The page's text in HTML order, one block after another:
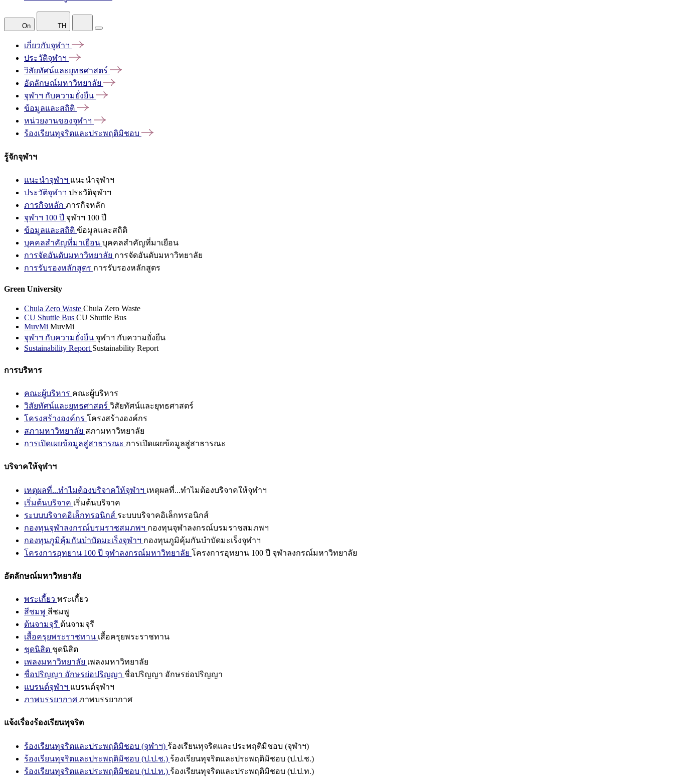
On TH
เกี่ยวกับจุฬาฯ
ประวัติจุฬาฯ
วิสัยทัศน์และยุทธศาสตร์
อัตลักษณ์มหาวิทยาลัย
จุฬาฯ กับความยั่งยืน
ข้อมูลและสถิติ
หน่วยงานของจุฬาฯ
ร้องเรียนทุจริตและประพฤติมิชอบ
รู้จักจุฬาฯ
แนะนำจุฬาฯ แนะนำจุฬาฯ
ประวัติจุฬาฯ ประวัติจุฬาฯ
ภารกิจหลัก ภารกิจหลัก
จุฬาฯ 100 ปี จุฬาฯ 100 ปี
ข้อมูลและสถิติ ข้อมูลและสถิติ
บุคคลสำคัญที่มาเยือน บุคคลสำคัญที่มาเยือน
การจัดอันดับมหาวิทยาลัย การจัดอันดับมหาวิทยาลัย
การรับรองหลักสูตร การรับรองหลักสูตร
Green University
Chula Zero Waste Chula Zero Waste
CU Shuttle Bus CU Shuttle Bus
MuvMi MuvMi
จุฬาฯ กับความยั่งยืน จุฬาฯ กับความยั่งยืน
Sustainability Report Sustainability Report
การบริหาร
คณะผู้บริหาร คณะผู้บริหาร
วิสัยทัศน์และยุทธศาสตร์ วิสัยทัศน์และยุทธศาสตร์
โครงสร้างองค์กร โครงสร้างองค์กร
สภามหาวิทยาลัย สภามหาวิทยาลัย
การเปิดเผยข้อมูลสู่สาธารณะ การเปิดเผยข้อมูลสู่สาธารณะ
บริจาคให้จุฬาฯ
เหตุผลที่...ทำไมต้องบริจาคให้จุฬาฯ เหตุผลที่...ทำไมต้องบริจาคให้จุฬาฯ
เริ่มต้นบริจาค เริ่มต้นบริจาค
ระบบบริจาคอิเล็กทรอนิกส์ ระบบบริจาคอิเล็กทรอนิกส์
กองทุนจุฬาลงกรณ์บรมราชสมภพฯ กองทุนจุฬาลงกรณ์บรมราชสมภพฯ
กองทุนภูมิคุ้มกันบำบัดมะเร็งจุฬาฯ กองทุนภูมิคุ้มกันบำบัดมะเร็งจุฬาฯ
โครงการอุทยาน 100 ปี จุฬาลงกรณ์มหาวิทยาลัย โครงการอุทยาน 100 ปี จุฬาลงกรณ์มหาวิทยาลัย
อัตลักษณ์มหาวิทยาลัย
พระเกี้ยว พระเกี้ยว
สีชมพู สีชมพู
ต้นจามจุรี ต้นจามจุรี
เสื้อครุยพระราชทาน เสื้อครุยพระราชทาน
ชุดนิสิต ชุดนิสิต
เพลงมหาวิทยาลัย เพลงมหาวิทยาลัย
ชื่อปริญญา อักษรย่อปริญญา ชื่อปริญญา อักษรย่อปริญญา
แบรนด์จุฬาฯ แบรนด์จุฬาฯ
ภาพบรรยากาศ ภาพบรรยากาศ
แจ้งเรื่องร้องเรียนทุจริต
ร้องเรียนทุจริตและประพฤติมิชอบ (จุฬาฯ) ร้องเรียนทุจริตและประพฤติมิชอบ (จุฬาฯ)
ร้องเรียนทุจริตและประพฤติมิชอบ (ป.ป.ช.) ร้องเรียนทุจริตและประพฤติมิชอบ (ป.ป.ช.)
ร้องเรียนทุจริตและประพฤติมิชอบ (ป.ป.ท.) ร้องเรียนทุจริตและประพฤติมิชอบ (ป.ป.ท.)